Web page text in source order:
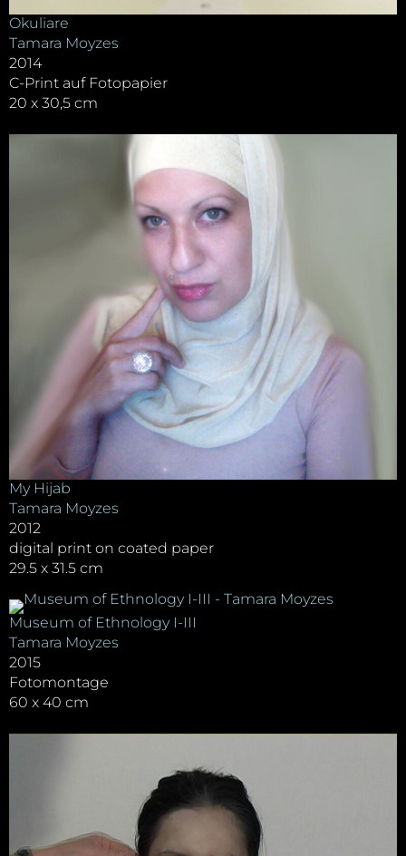
Okuliare
Tamara Moyzes
2014
C-Print auf Fotopapier
20 x 30,5 cm
My Hijab
Tamara Moyzes
2012
digital print on coated paper
29.5 x 31.5 cm
Museum of Ethnology I-III
Tamara Moyzes
2015
Fotomontage
60 x 40 cm